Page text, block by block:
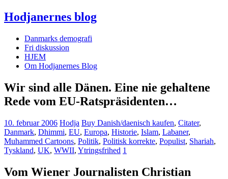
Hodjanernes blog
Danmarks demografi
Fri diskussion
HJEM
Om Hodjanernes Blog
Wir sind alle Dänen. Eine nie gehaltene
Rede vom EU-Ratspräsidenten…
10. februar 2006 Hodja Buy Danish/daenisch kaufen, Citater,
Danmark, Dhimmi, EU, Europa, Historie, Islam, Labaner,
Muhammed Cartoons, Politik, Politisk korrekte, Populist, Shariah,
Tyskland, UK, WWII, Ytringsfrihed 1
Vom Wiener Journalisten Christian